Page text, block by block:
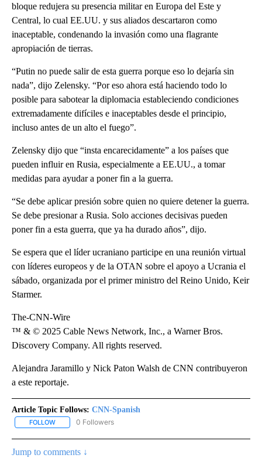
bloque redujera su presencia militar en Europa del Este y
Central, lo cual EE.UU. y sus aliados descartaron como
inaceptable, condenando la invasión como una flagrante
apropiación de tierras.
“Putin no puede salir de esta guerra porque eso lo dejaría sin
nada”, dijo Zelensky. “Por eso ahora está haciendo todo lo
posible para sabotear la diplomacia estableciendo condiciones
extremadamente difíciles e inaceptables desde el principio,
incluso antes de un alto el fuego”.
Zelensky dijo que “insta encarecidamente” a los países que
pueden influir en Rusia, especialmente a EE.UU., a tomar
medidas para ayudar a poner fin a la guerra.
“Se debe aplicar presión sobre quien no quiere detener la guerra.
Se debe presionar a Rusia. Solo acciones decisivas pueden
poner fin a esta guerra, que ya ha durado años”, dijo.
Se espera que el líder ucraniano participe en una reunión virtual
con líderes europeos y de la OTAN sobre el apoyo a Ucrania el
sábado, organizada por el primer ministro del Reino Unido, Keir
Starmer.
The-CNN-Wire
™ & © 2025 Cable News Network, Inc., a Warner Bros.
Discovery Company. All rights reserved.
Alejandra Jaramillo y Nick Paton Walsh de CNN contribuyeron
a este reportaje.
Article Topic Follows: CNN-Spanish
FOLLOW FOLLOW "CNN-SPANISH" TO RECEIVE NOTIFICATIONS ABOUT
0 Followers
Jump to comments ↓